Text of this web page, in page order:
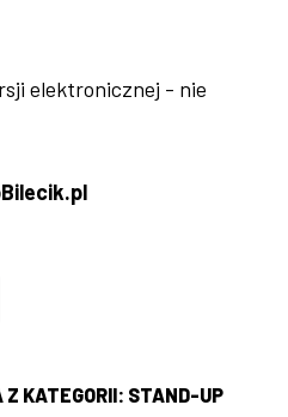
elektronicznej - nie
KATEGORII: STAND-UP